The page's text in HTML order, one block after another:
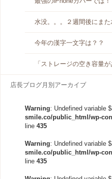
水没。。。２週間後にまた
今年の漢字一文字は？？
「ストレージの空き容量が
店長ブログ月別アーカイブ
Warning: Undefined variable
smile.co/public_html/wp-
line 435
Warning: Undefined variable
smile.co/public_html/wp-
line 435